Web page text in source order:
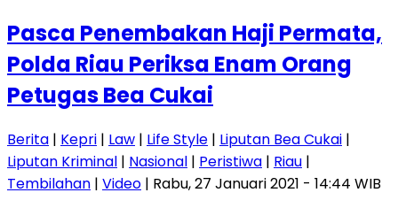
Pasca Penembakan Haji Permata,
Polda Riau Periksa Enam Orang
Petugas Bea Cukai
Berita | Kepri | Law | Life Style | Liputan Bea Cukai |
Liputan Kriminal | Nasional | Peristiwa | Riau |
Tembilahan | Video | Rabu, 27 Januari 2021 - 14:44 WIB